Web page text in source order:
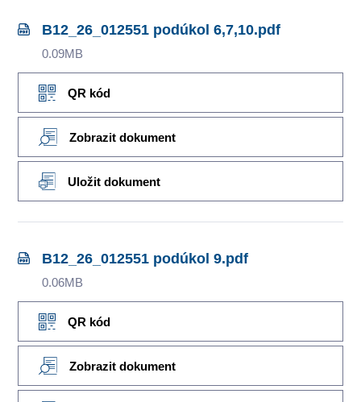
B12_26_012551 podúkol 6,7,10.pdf
0.09MB
QR kód
Zobrazit dokument
Uložit dokument
B12_26_012551 podúkol 9.pdf
0.06MB
QR kód
Zobrazit dokument